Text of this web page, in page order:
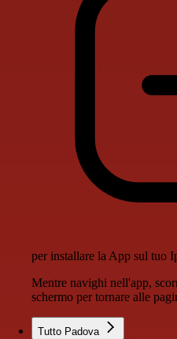
per installare la App sul tuo
Mentre navighi nell'app,
schermo per tornare alle
Tutto Padova